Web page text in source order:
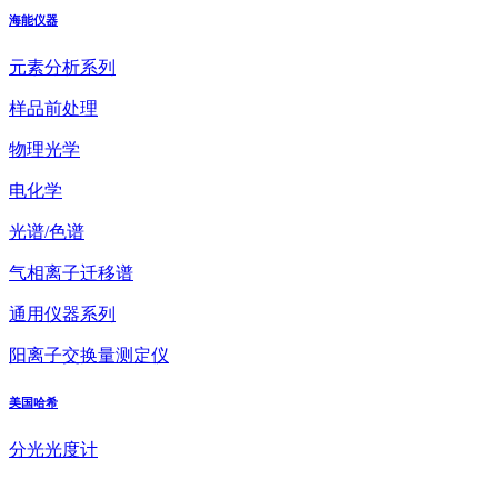
海能仪器
元素分析系列
样品前处理
物理光学
电化学
光谱/色谱
气相离子迁移谱
通用仪器系列
阳离子交换量测定仪
美国哈希
分光光度计